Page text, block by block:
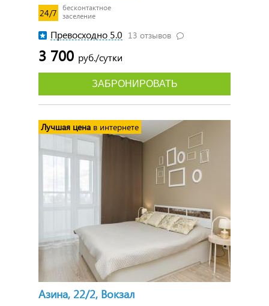
24/7
бесконтактное
заселение
Превосходно 5.0 13 отзывов
3 700 руб./сутки
ЗАБРОНИРОВАТЬ
Азина, 22/2, Вокзал
Лучшая цена в интернете